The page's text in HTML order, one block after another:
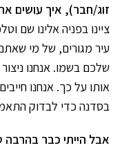
זוג/חבר), איך עושים
ציינו בפניה אלינו שם
עיר מגורים, של מי
שלכם בשמו. אנחנו
אותו על כך. אנחנו
בסדנה כדי לבדוק
אבל הייתי כבר בהרבה